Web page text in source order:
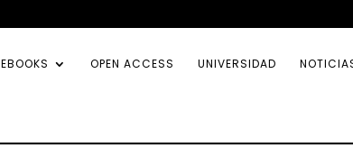
EBOOKS OPEN ACCESS UNIVERSIDAD